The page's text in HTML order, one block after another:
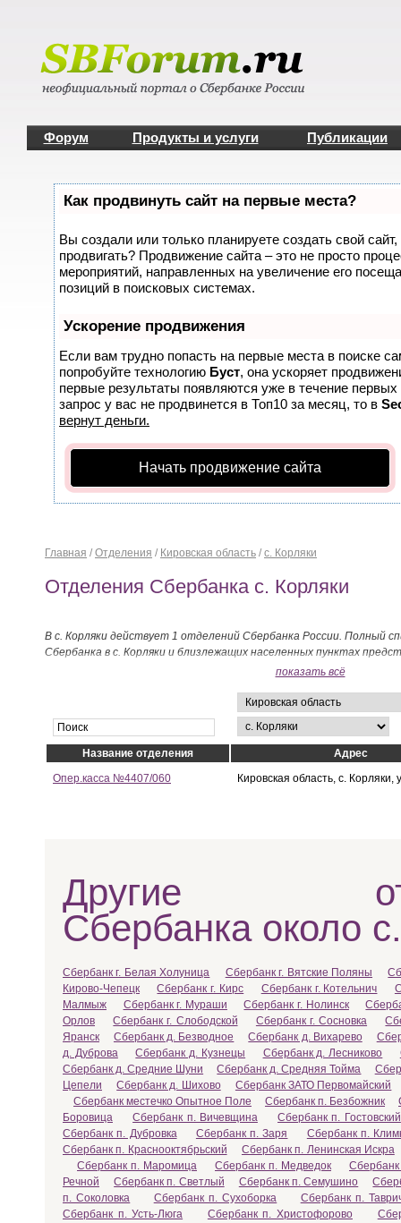
Форум Продукты и услуги Публикации
Как продвинуть сайт на первые места?
Вы создали или только планируете создать свой сайт,
продвигать? Продвижение сайта – это не просто
мероприятий, направленных на увеличение его
позиций в поисковых системах.
Ускорение продвижения
Если вам трудно попасть на первые места в поиске
попробуйте технологию Буст, она ускоряет
первые результаты появляются уже в течение
запрос у вас не продвинется в Топ10 за месяц, то в
вернут деньги.
Начать продвижение сайта
Главная / Отделения / Кировская область / с. Корляки
Отделения Сбербанка с. Корляки
В с. Корляки действует 1 отделений Сбербанка России. Полный
Сбербанка в с. Корляки и близлежащих населенных пунктах
показать всё
Название отделения
Адрес
Опер.касса №4407/060
Кировская область, с. Корляки,
Другие
Сбербанка около
Сбербанк г. Белая Холуница Сбербанк г. Вятские Поляны
Кирово-Чепецк
Сбербанк г. Кирс Сбербанк г. Котельнич
Малмыж
Сбербанк г. Мураши Сбербанк г. Нолинск
Орлов
Сбербанк г. Слободской Сбербанк г. Сосновка
Яранск
Сбербанк д. Безводное Сбербанк д. Вихарево
д. Дуброва
Сбербанк д. Кузнецы Сбербанк д. Лесниково
Сбербанк д. Средние Шуни
Сбербанк д. Средняя Тойма
Цепели
Сбербанк д. Шихово
Сбербанк ЗАТО Первомайский
Сбербанк местечко Опытное Поле
Сбербанк п. Безбожник
Боровица
Сбербанк п. Вичевщина
Сбербанк п. Гостовский
Сбербанк п. Дубровка
Сбербанк п. Заря
Сбербанк п.
Сбербанк п. Краснооктябрьский
Сбербанк п. Ленинская Искра
Сбербанк п. Маромица
Сбербанк п. Медведок
Речной
Сбербанк п. Светлый Сбербанк п. Семушино
п. Соколовка
Сбербанк п. Сухоборка
Сбербанк п.
Сбербанк п. Усть-Люга
Сбербанк п. Христофорово